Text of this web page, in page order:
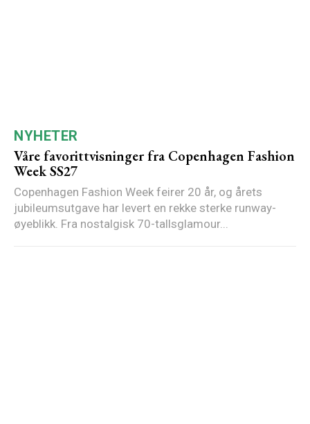
NYHETER
Våre favorittvisninger fra Copenhagen Fashion
Week SS27
Copenhagen Fashion Week feirer 20 år, og årets
jubileumsutgave har levert en rekke sterke runway-
øyeblikk. Fra nostalgisk 70-tallsglamour...